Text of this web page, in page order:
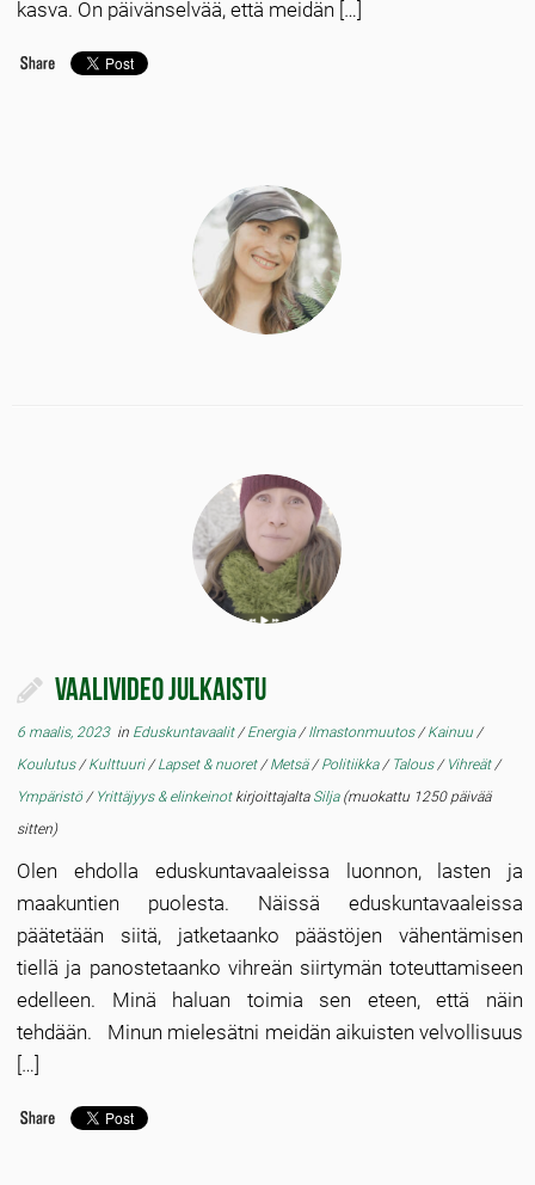
kasva. On päivänselvää, että meidän […]
Vaalivideo julkaistu
6 maalis, 2023in Eduskuntavaalit/Energia/Ilmastonmuutos/Kainuu/
Koulutus/Kulttuuri/Lapset & nuoret/Metsä/Politiikka/ Talous/ Vihreät/
Ympäristö/ Yrittäjyys & elinkeinot kirjoittajalta Silja(muokattu 1250 päivää
sitten)
Olen ehdolla eduskuntavaaleissa luonnon, lasten ja
maakuntien puolesta. Näissä eduskuntavaaleissa
päätetään siitä, jatketaanko päästöjen vähentämisen
tiellä ja panostetaanko vihreän siirtymän toteuttamiseen
edelleen. Minä haluan toimia sen eteen, että näin
tehdään. Minun mielesätni meidän aikuisten velvollisuus
[…]